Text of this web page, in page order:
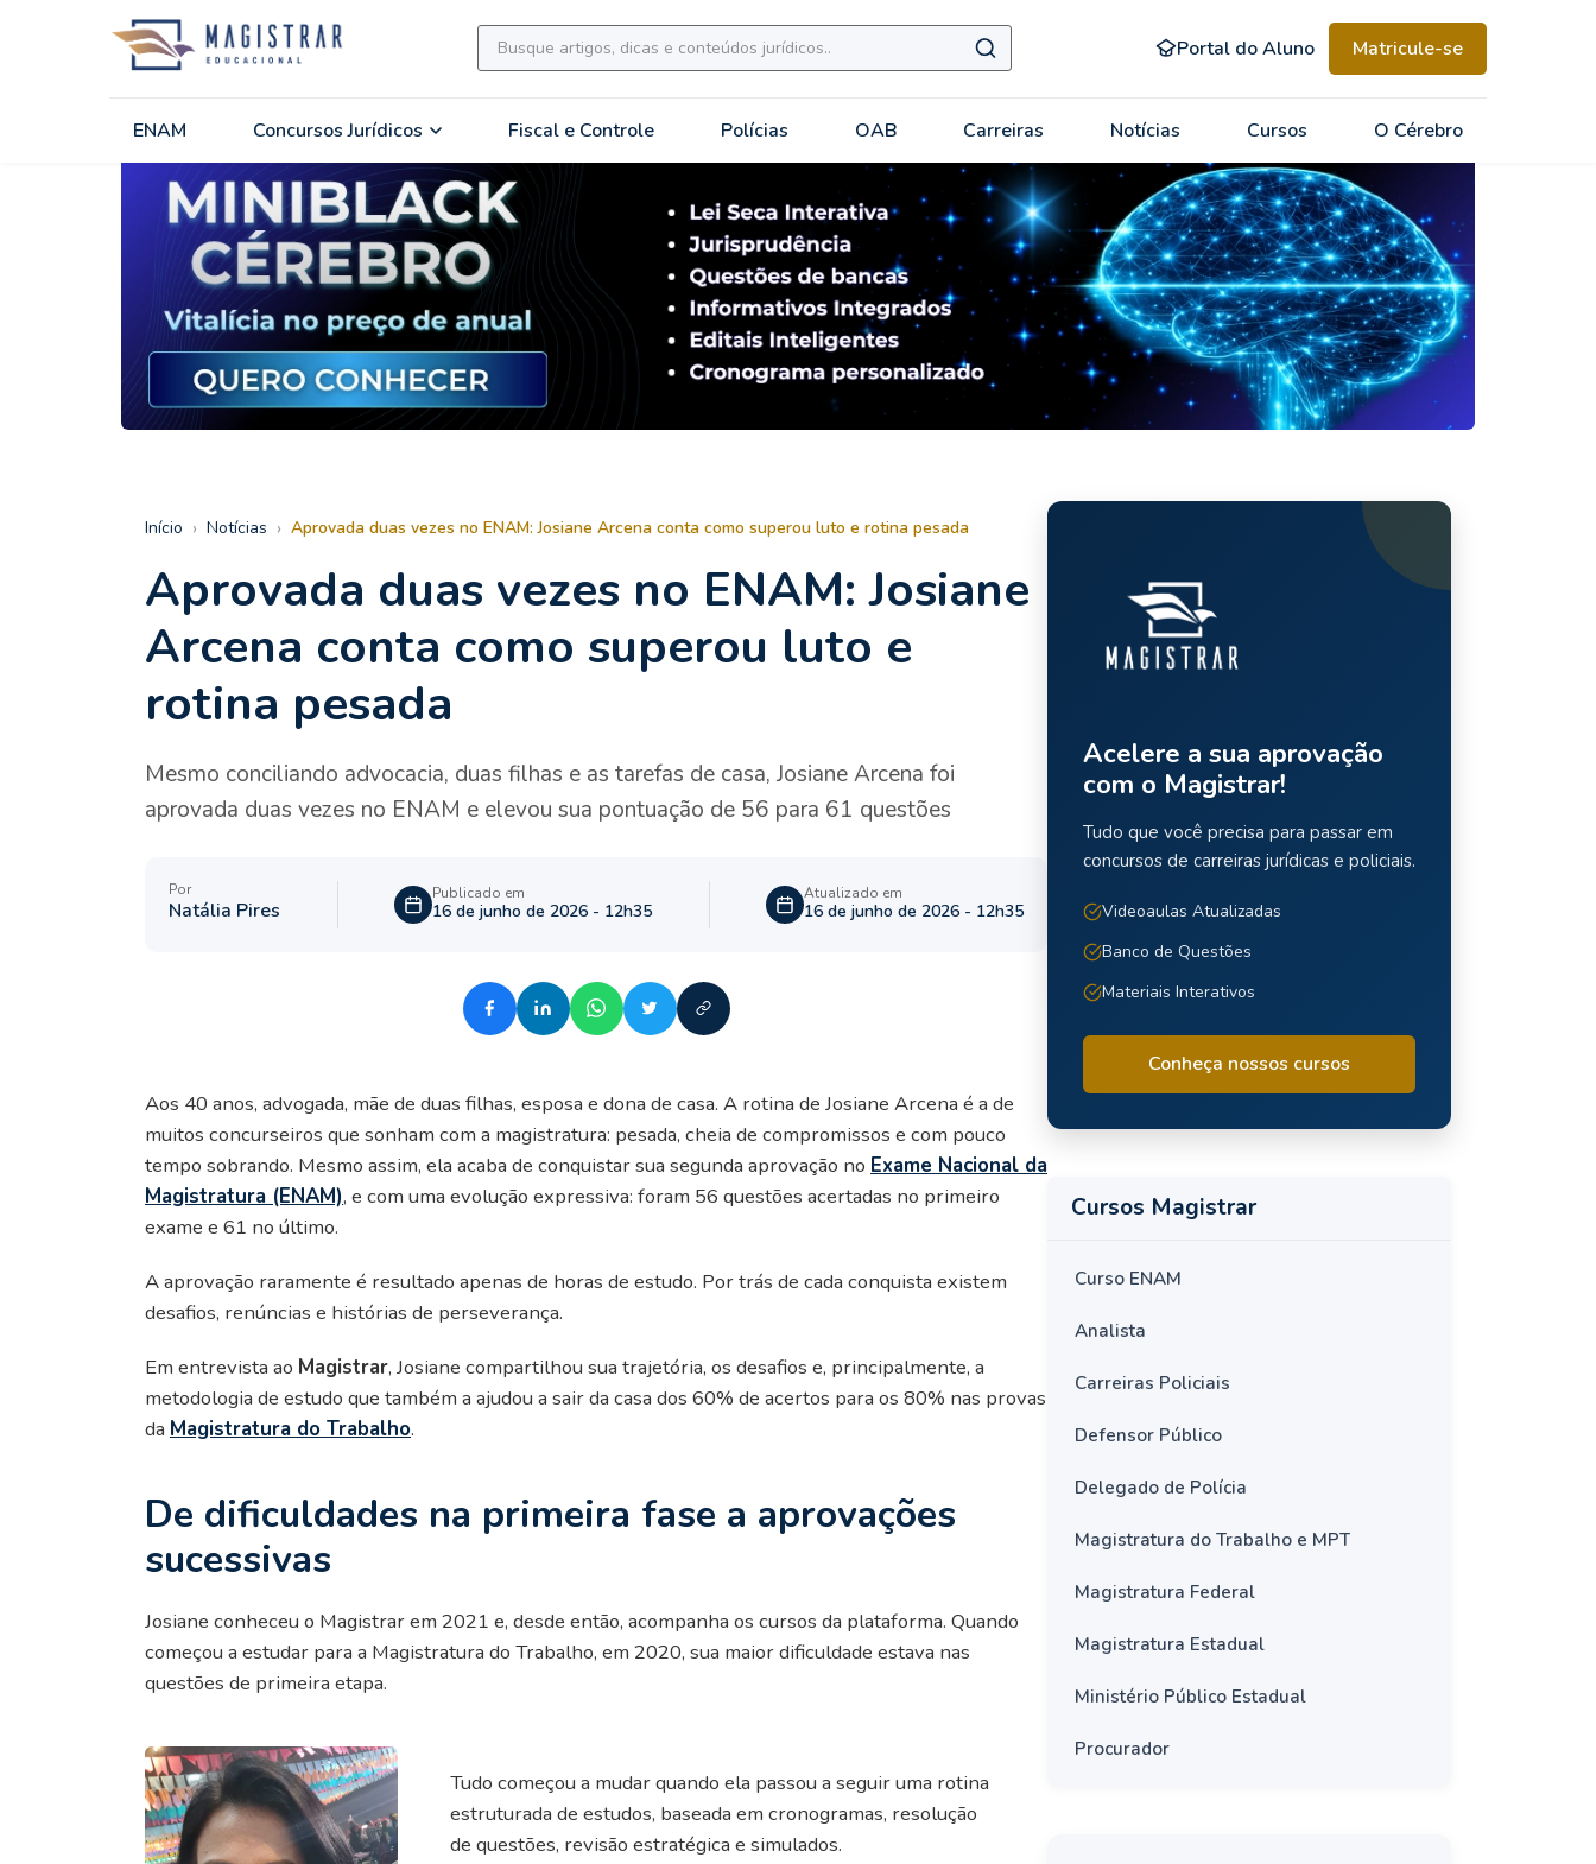
Portal do Aluno Matricule-se
ENAM Concursos Jurídicos Fiscal e Controle Polícias OAB Carreiras Notícias Cursos O Cérebro
Início › Notícias › Aprovada duas vezes no ENAM: Josiane Arcena conta como superou luto e rotina pesada
Aprovada duas vezes no ENAM: Josiane
Arcena conta como superou luto e
rotina pesada
Mesmo conciliando advocacia, duas filhas e as tarefas de casa, Josiane Arcena foi
aprovada duas vezes no ENAM e elevou sua pontuação de 56 para 61 questões
Por
Natália Pires
Publicado em
16 de junho de 2026 - 12h35
Atualizado em
16 de junho de 2026 - 12h35
Aos 40 anos, advogada, mãe de duas filhas, esposa e dona de casa. A rotina de Josiane Arcena é a de
muitos concurseiros que sonham com a magistratura: pesada, cheia de compromissos e com pouco
tempo sobrando. Mesmo assim, ela acaba de conquistar sua segunda aprovação no Exame Nacional da
Magistratura (ENAM), e com uma evolução expressiva: foram 56 questões acertadas no primeiro
exame e 61 no último.
A aprovação raramente é resultado apenas de horas de estudo. Por trás de cada conquista existem
desafios, renúncias e histórias de perseverança.
Em entrevista ao Magistrar, Josiane compartilhou sua trajetória, os desafios e, principalmente, a
metodologia de estudo que também a ajudou a sair da casa dos 60% de acertos para os 80% nas provas
da Magistratura do Trabalho.
De dificuldades na primeira fase a aprovações
sucessivas
Josiane conheceu o Magistrar em 2021 e, desde então, acompanha os cursos da plataforma. Quando
começou a estudar para a Magistratura do Trabalho, em 2020, sua maior dificuldade estava nas
questões de primeira etapa.
Tudo começou a mudar quando ela passou a seguir uma rotina
estruturada de estudos, baseada em cronogramas, resolução
de questões, revisão estratégica e simulados.
Acelere a sua aprovação
com o Magistrar!
Tudo que você precisa para passar em
concursos de carreiras jurídicas e policiais.
Videoaulas Atualizadas
Banco de Questões
Materiais Interativos
Conheça nossos cursos
Cursos Magistrar
Curso ENAM
Analista
Carreiras Policiais
Defensor Público
Delegado de Polícia
Magistratura do Trabalho e MPT
Magistratura Federal
Magistratura Estadual
Ministério Público Estadual
Procurador